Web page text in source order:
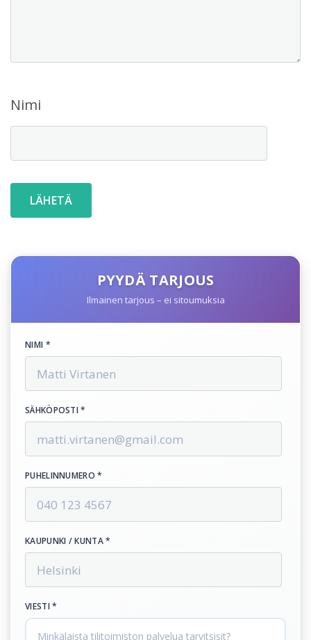
Nimi
PYYDÄ TARJOUS
Ilmainen tarjous – ei sitoumuksia
NIMI *
SÄHKÖPOSTI *
PUHELINNUMERO *
KAUPUNKI / KUNTA *
VIESTI *